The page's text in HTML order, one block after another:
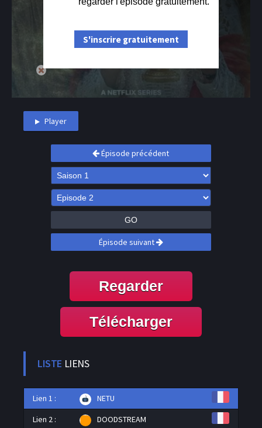
S'inscrire gratuitement
Player
Épisode précédent
GO
Épisode suivant
Regarder
Télécharger
LISTE LIENS
Lien 1 :
NETU
Lien 2 :
DOODSTREAM